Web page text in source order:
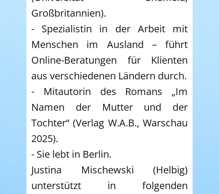
Großbritannien).
- Spezialistin in der Arbeit mit
Menschen im Ausland – führt
Online-Beratungen für Klienten
aus verschiedenen Ländern durch.
- Mitautorin des Romans „Im
Namen der Mutter und der
Tochter“ (Verlag W.A.B., Warschau
2025).
- Sie lebt in Berlin.
Justina Mischewski (Helbig)
unterstützt in folgenden